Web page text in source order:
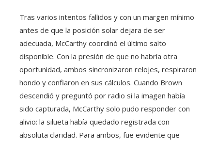
Tras varios intentos fallidos y con un margen mínimo
antes de que la posición solar dejara de ser
adecuada, McCarthy coordinó el último salto
disponible. Con la presión de que no habría otra
oportunidad, ambos sincronizaron relojes, respiraron
hondo y confiaron en sus cálculos. Cuando Brown
descendió y preguntó por radio si la imagen había
sido capturada, McCarthy solo pudo responder con
alivio: la silueta había quedado registrada con
absoluta claridad. Para ambos, fue evidente que